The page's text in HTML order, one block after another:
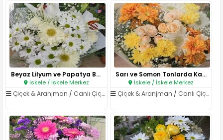
Beyaz Lilyum ve Papatya Buketi..
İskele / İskele Merkez
Çiçek & Aranjman / Canlı Çiçekler
Sarı ve Somon Tonlarda Karışık..
İskele / İskele Merkez
Çiçek & Aranjman / Canlı Çiçekler